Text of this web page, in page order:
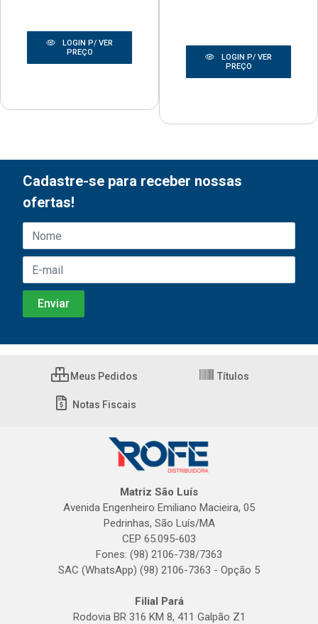
LOGIN P/ VER
PREÇO
LOGIN P/ VER
PREÇO
Cadastre-se para receber nossas
ofertas!
Meus Pedidos Títulos
Notas Fiscais
Matriz São Luís
Avenida Engenheiro Emiliano Macieira, 05
Pedrinhas, São Luís/MA
CEP 65.095-603
Fones: (98) 2106-738/7363
SAC (WhatsApp) (98) 2106-7363 - Opção 5
Filial Pará
Rodovia BR 316 KM 8, 411 Galpão Z1